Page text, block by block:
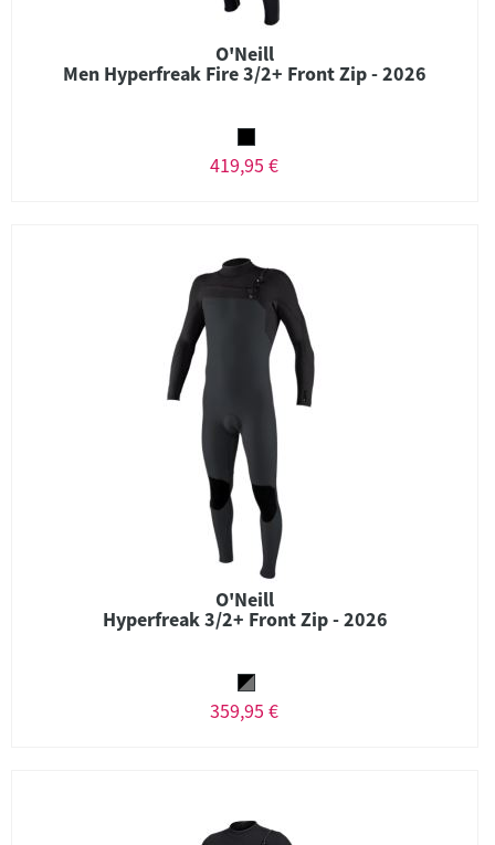
O'Neill
Men Hyperfreak Fire 3/2+ Front Zip - 2026
419,95 €
O'Neill
Hyperfreak 3/2+ Front Zip - 2026
359,95 €